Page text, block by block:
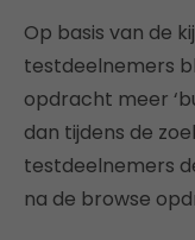
Op basis van de
testdeelnemers
opdracht meer
dan tijdens de
testdeelnemers
na de browse